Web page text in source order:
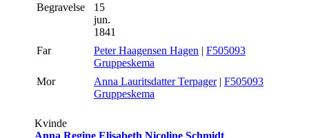
Begravelse
15
jun.
1841
Far
Peter Haagensen Hagen | F505093
Gruppeskema
Mor
Anna Lauritsdatter Terpager| F505093
Gruppeskema
Kvinde
Anna Regine Elisabeth Nicoline Schmidt